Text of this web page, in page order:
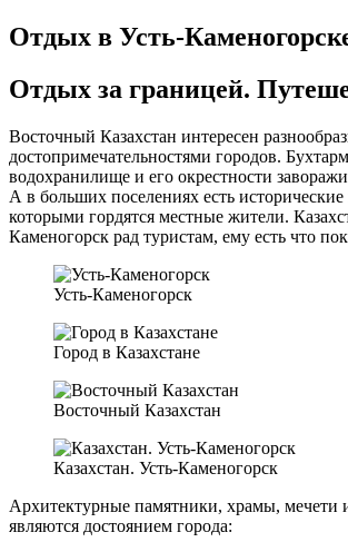
Отдых в Усть-
Отдых за границей.
Восточный Казахстан интересен
достопримечательностями городов.
водохранилище и его окрестности
А в больших поселениях есть
которыми гордятся местные жители.
Каменогорск рад туристам, ему есть что
Усть-Каменогорск
Город в Казахстане
Восточный Казахстан
Казахстан. Усть-Каменогорск
Архитектурные памятники, храмы, мечети
являются достоянием города: